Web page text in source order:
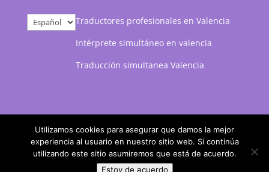
Elegir
un
Traductores profesionales en Valencia
Intérprete simultáneo en valencia
Traducción simultanea Valencia
Marketing web desarrollado porPosicionamiento
Utilizamos cookies para asegurar que damos la mejor
experiencia al usuario en nuestro sitio web. Si continúa
utilizando este sitio asumiremos que está de acuerdo.
Estoy de acuerdo